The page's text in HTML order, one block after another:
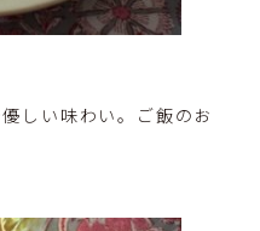
しい味わい。ご飯のお